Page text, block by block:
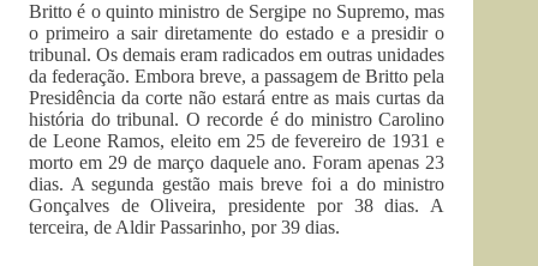
Britto é o quinto ministro de Sergipe no Supremo, mas
o primeiro a sair diretamente do estado e a presidir o
tribunal. Os demais eram radicados em outras unidades
da federação. Embora breve, a passagem de Britto pela
Presidência da corte não estará entre as mais curtas da
história do tribunal. O recorde é do ministro Carolino
de Leone Ramos, eleito em 25 de fevereiro de 1931 e
morto em 29 de março daquele ano. Foram apenas 23
dias. A segunda gestão mais breve foi a do ministro
Gonçalves de Oliveira, presidente por 38 dias. A
terceira, de Aldir Passarinho, por 39 dias.